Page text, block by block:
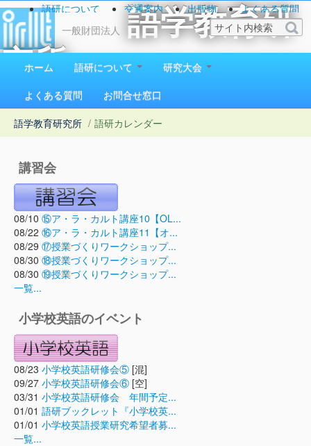
一般財団法人
語学教育研
究所
1923（大正12）年創立
語研について 交通案内 出版物
よくある質問
お問い合わせ
ホーム 語研について
研究大会
よくある質問
お問合せ窓口
語学教育研究所 / 語研カレンダー
講習会
08/10 ⑮ア・ラ・カルト講座10【OL...
08/22 ⑯ア・ラ・カルト講座11【オ...
08/29 ⑰授業づくりワークショップ...
08/30 ⑱授業づくりワークショップ...
08/30 ⑲授業づくりワークショップ...
一覧...
小学校英語のイベント
08/23 小学校英語研修会⑤ [混]
09/27 小学校英語研修会⑥ [空]
03/31 小学校英語研修会 年間予定...
01/01 語研ブックレット『小学校英...
01/01 小学校英語授業研究希望者募...
一覧...